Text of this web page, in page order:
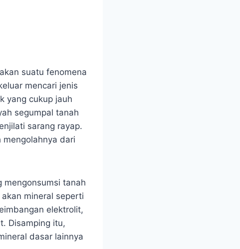
suatu fenomena
mencari jenis
yang cukup jauh
segumpal tanah
sarang rayap.
mengolahnya dari
mengonsumsi tanah
mineral seperti
elektrolit,
Disamping itu,
dasar lainnya